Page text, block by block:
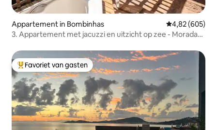
Appartement in Bombinhas Gemiddelde
4,82 (605)
3. Appartement met jacuzzi en uitzicht op zee - Morada
Topfavoriet van gasten
Favoriet van gasten